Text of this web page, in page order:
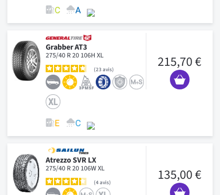
Grabber AT3
275/40 R 20 106H XL
23 avis 215,70 €
Atrezzo SVR LX
275/40 R 20 106W XL
4avis 135,00 €